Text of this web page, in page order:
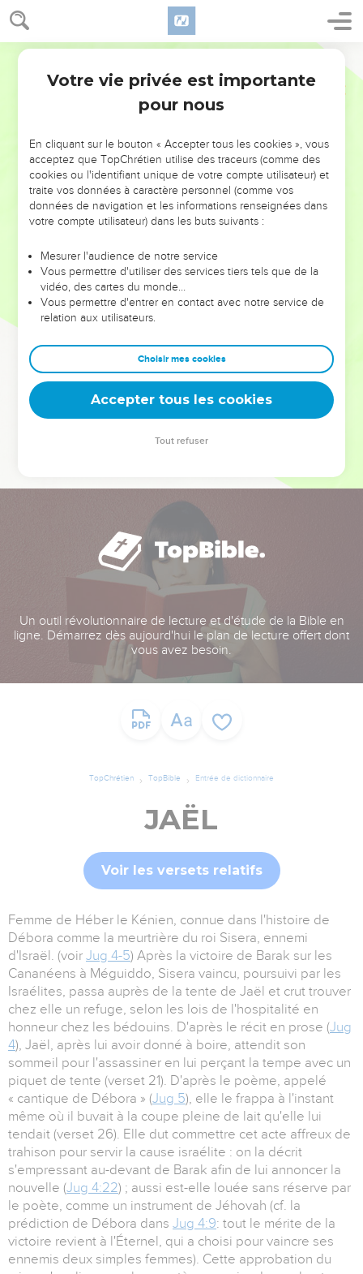
NE MANQUEZ PAS L’ÉVÉNEMENT
DE L’ANNÉE !
ET SI LEURS ERREURS POUVAIENT VOUS ÉVITER LES
VOTRES ?
leur foi ou leur vision. Mais on voit moins les doutes, les erreurs
et les saisons difficiles qu'ils ont traversés, alors même que ce
sont elles qui les ont façonnés.
Dans cette conférence, leaders, entrepreneurs, et responsables
clés pour avancer avec plus de sagesse afin que leurs erreurs
deviennent vos tremplins. Que vous guidiez un ministère, une
équipe, un groupe ou une famille, leur expérience est faite
Un outil révolutionnaire de lecture et d'étude de la Bible en
ligne. Démarrez dès aujourd'hui le plan de lecture offert dont
vous avez besoin.
TopChrétien TopBible Entrée de dictionnaire
JAËL
Voir les versets relatifs
Femme de Héber le Kénien, connue dans l'histoire de
Débora comme la meurtrière du roi Sisera, ennemi
d'Israël. (voir Jug 4-5) Après la victoire de Barak sur les
Cananéens à Méguiddo, Sisera vaincu, poursuivi par les
Israélites, passa auprès de la tente de Jaël et crut trouver
chez elle un refuge, selon les lois de l'hospitalité en
honneur chez les bédouins. D'après le récit en prose (Jug
4), Jaël, après lui avoir donné à boire, attendit son
sommeil pour l'assassiner en lui perçant la tempe avec un
piquet de tente (verset 21). D'après le poème, appelé
« cantique de Débora » (Jug 5), elle le frappa à l'instant
même où il buvait à la coupe pleine de lait qu'elle lui
tendait (verset 26). Elle dut commettre cet acte affreux de
trahison pour servir la cause israélite : on la décrit
s'empressant au-devant de Barak afin de lui annoncer la
nouvelle (Jug 4:22) ; aussi est-elle louée sans réserve par
le poète, comme un instrument de Jéhovah (cf. la
prédiction de Débora dans Jug 4:9: tout le mérite de la
victoire revient à l'Éternel, qui a choisi pour vaincre ses
ennemis deux simples femmes). Cette approbation du
Votre vie privée est importante
pour nous
En cliquant sur le bouton « Accepter tous les cookies », vous
acceptez que TopChrétien utilise des traceurs (comme des
cookies ou l'identifiant unique de votre compte utilisateur) et
traite vos données à caractère personnel (comme vos
données de navigation et les informations renseignées dans
votre compte utilisateur) dans les buts suivants :
Mesurer l'audience de notre service
Vous permettre d'utiliser des services tiers tels que de la
vidéo, des cartes du monde…
Vous permettre d'entrer en contact avec notre service de
relation aux utilisateurs.
Choisir mes cookies
Accepter tous les cookies
Tout refuser